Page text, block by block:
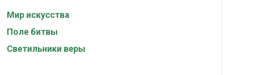
Мир искусства
Поле битвы
Светильники веры